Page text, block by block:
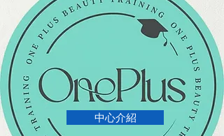
中心介紹